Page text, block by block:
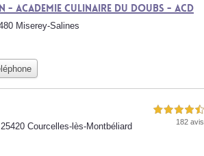
Academie Culinaire du Doubs - Acd
Miserey-Salines
Courcelles-lès-Montbéliard
4,5 étoiles sur 5
182 avis